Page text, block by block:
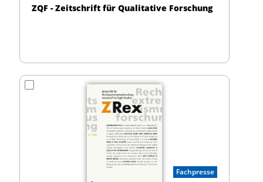
ZQF - Zeitschrift für Qualitative Forschung
Fachpresse